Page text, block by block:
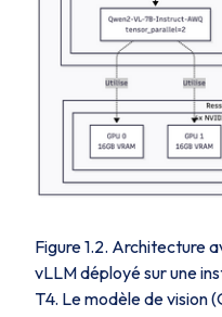
Figure 1.2. Architecture
vLLM déployé sur une
T4. Le modèle de vision